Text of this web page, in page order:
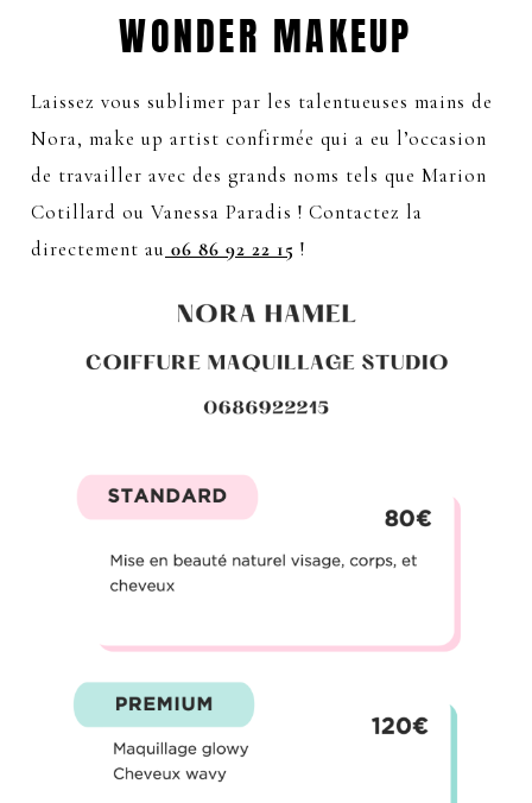
WONDER MAKEUP
Laissez vous sublimer par les talentueuses mains de
Nora, make up artist confirmée qui a eu l’occasion
de travailler avec des grands noms tels que Marion
Cotillard ou Vanessa Paradis ! Contactez la
directement au 06 86 92 22 15 !